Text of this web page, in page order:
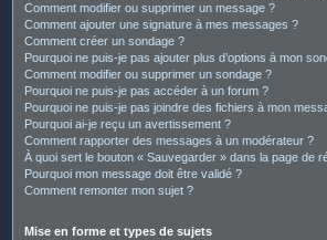
Comment modifier ou supprimer un message ?
Comment ajouter une signature à mes messages ?
Comment créer un sondage ?
Pourquoi ne puis-je pas ajouter plus d’options à mon
Comment modifier ou supprimer un sondage ?
Pourquoi ne puis-je pas accéder à un forum ?
Pourquoi ne puis-je pas joindre des fichiers à mon
Pourquoi ai-je reçu un avertissement ?
Comment rapporter des messages à un modérateur ?
À quoi sert le bouton « Sauvegarder » dans la page de
Pourquoi mon message doit être validé ?
Comment remonter mon sujet ?
Mise en forme et types de sujets